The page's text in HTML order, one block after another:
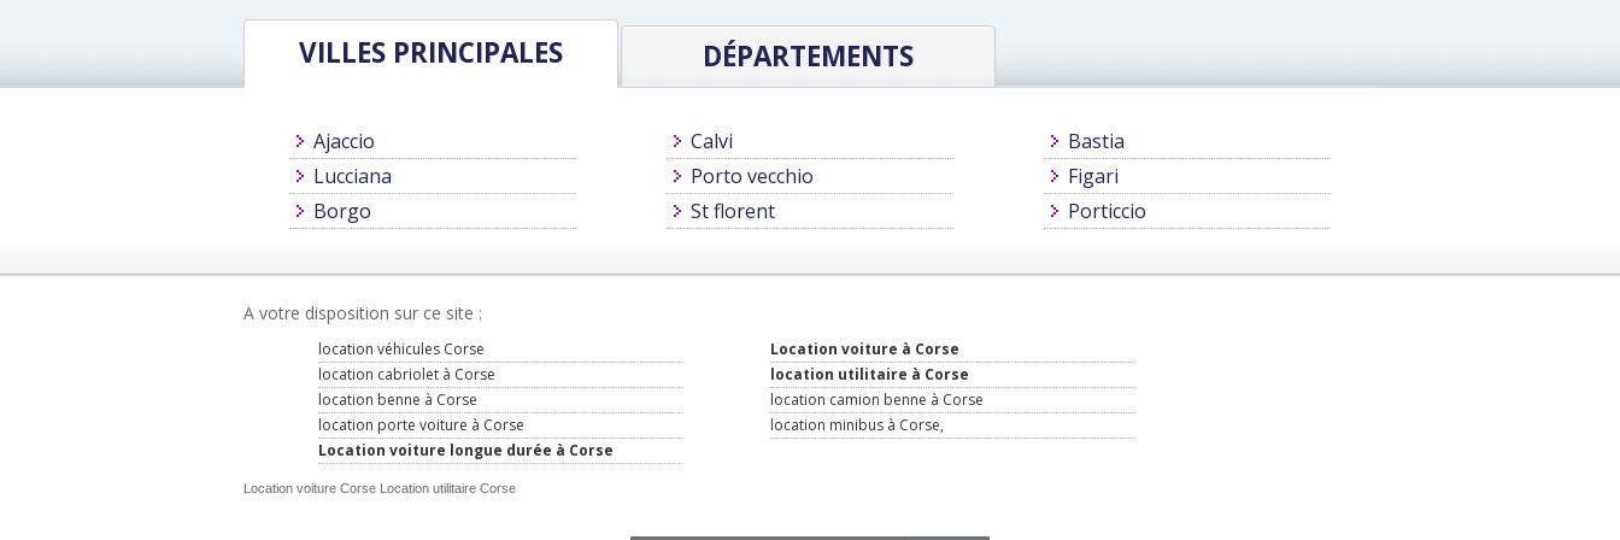
VILLES PRINCIPALES DÉPARTEMENTS
Ajaccio Calvi
Bastia
Lucciana
Porto vecchio
Figari
Borgo
St florent Porticcio
A votre disposition sur ce site :
location véhicules Corse
Location voiture à Corse
location cabriolet à Corse
location utilitaire à Corse
location benne à Corse
location camion benne à Corse
location porte voiture à Corse
location minibus à Corse,
Location voiture longue durée à Corse
Location voiture Corse Location utilitaire Corse